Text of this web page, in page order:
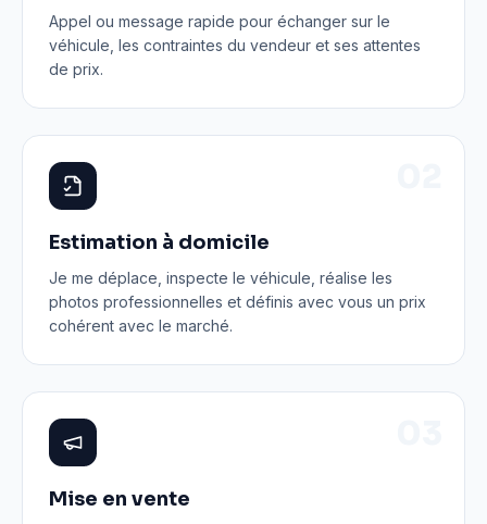
Appel ou message rapide pour échanger sur le
véhicule, les contraintes du vendeur et ses attentes
de prix.
Estimation à domicile
Je me déplace, inspecte le véhicule, réalise les
photos professionnelles et définis avec vous un prix
cohérent avec le marché.
Mise en vente